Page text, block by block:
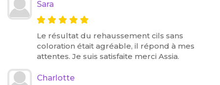
Sara
Le résultat du rehaussement cils sans
coloration était agréable, il répond à mes
attentes. Je suis satisfaite merci Assia.
Charlotte